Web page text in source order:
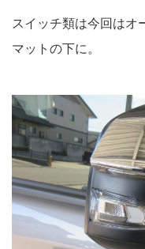
スイッチ類は今回はオ
マットの下に。